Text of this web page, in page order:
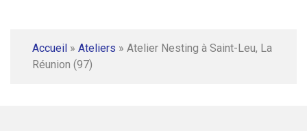
Accueil » Ateliers » Atelier Nesting à Saint-Leu, La
Réunion (97)